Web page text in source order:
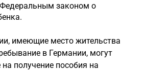
Федеральным законом о
имеющие место жительства
в Германии, могут
получение пособия на